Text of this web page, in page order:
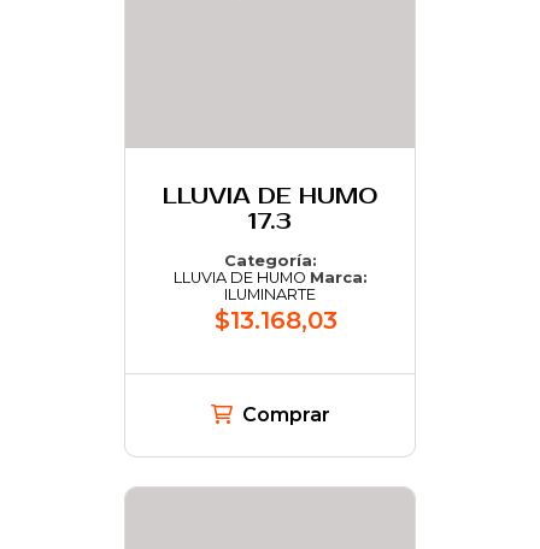
LLUVIA DE HUMO
17.3
Categoría:
LLUVIA DE HUMO Marca:
ILUMINARTE
$13.168,03
Comprar